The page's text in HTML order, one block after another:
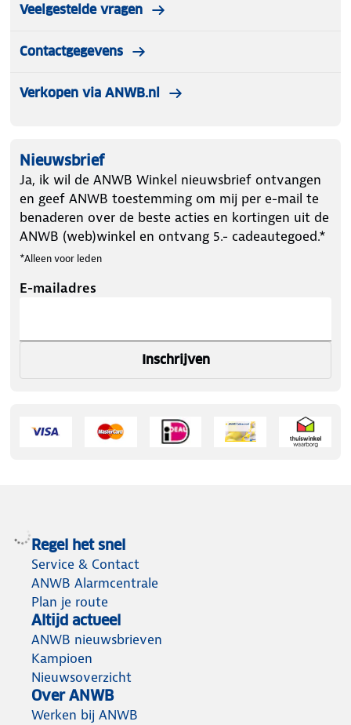
Veelgestelde vragen
Contactgegevens
Verkopen via ANWB.nl
Nieuwsbrief
Ja, ik wil de ANWB Winkel nieuwsbrief ontvangen
en geef ANWB toestemming om mij per e-mail te
benaderen over de beste acties en kortingen uit de
ANWB (web)winkel en ontvang 5.- cadeautegoed.*
*Alleen voor leden
E-mailadres
Inschrijven
Regel het snel
Service & Contact
ANWB Alarmcentrale
Plan je route
Altijd actueel
ANWB nieuwsbrieven
Kampioen
Nieuwsoverzicht
Over ANWB
Werken bij ANWB